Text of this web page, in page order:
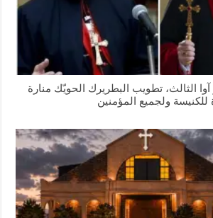
الثالث، تطويب البطريرك الحويّك منارة
ولجميع المؤمنين